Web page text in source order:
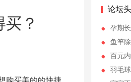
？
购买美的的快捷
论坛
孕期
鱼竿
百元
羽毛